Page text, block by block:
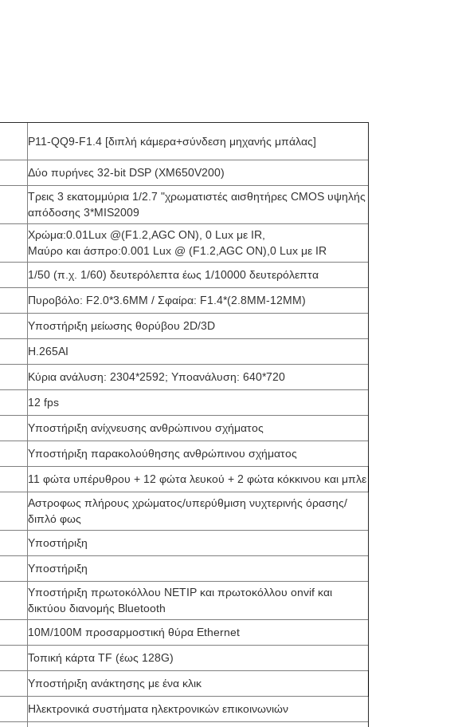
P11-QQ9-F1.4 [διπλή κάμερα+σύνδεση μηχανής μπάλας]
Δύο πυρήνες 32-bit DSP (XM650V200)
Τρεις 3 εκατομμύρια 1/2.7 "χρωματιστές αισθητήρες CMOS υψηλής
απόδοσης 3*MIS2009
Χρώμα:0.01Lux @(F1.2,AGC ON), 0 Lux με IR,
Μαύρο και άσπρο:0.001 Lux @ (F1.2,AGC ON),0 Lux με IR
1/50 (π.χ. 1/60) δευτερόλεπτα έως 1/10000 δευτερόλεπτα
Πυροβόλο: F2.0*3.6MM / Σφαίρα: F1.4*(2.8MM-12MM)
Υποστήριξη μείωσης θορύβου 2D/3D
H.265AI
Κύρια ανάλυση: 2304*2592; Υποανάλυση: 640*720
12 fps
Υποστήριξη ανίχνευσης ανθρώπινου σχήματος
Υποστήριξη παρακολούθησης ανθρώπινου σχήματος
11 φώτα υπέρυθρου + 12 φώτα λευκού + 2 φώτα κόκκινου και μπλε
Αστροφως πλήρους χρώματος/υπερύθμιση νυχτερινής όρασης/
διπλό φως
Υποστήριξη
Υποστήριξη
Υποστήριξη πρωτοκόλλου NETIP και πρωτοκόλλου onvif και
δικτύου διανομής Bluetooth
10M/100M προσαρμοστική θύρα Ethernet
Τοπική κάρτα TF (έως 128G)
Υποστήριξη ανάκτησης με ένα κλικ
Ηλεκτρονικά συστήματα ηλεκτρονικών επικοινωνιών